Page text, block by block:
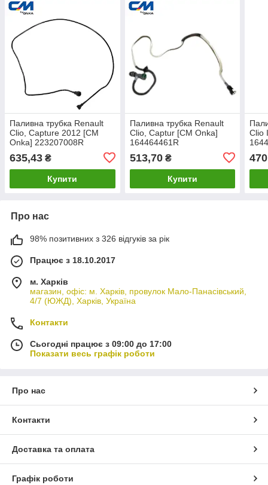
Паливна трубка Renault
Clio, Capture 2012 [CM
Onka] 223207008R
635,43 ₴
Купити
Паливна трубка Renault
Clio, Captur [CM Onka]
164464461R
513,70₴
Купити
Clio
Про нас
98% позитивних з 326 відгуків за рік
Працює з 18.10.2017
м. Харків
магазин, офіс: м. Харків, провулок Мало-Панасівський,
4/7 (ЮЖД), Харків, Україна
Контакти
Сьогодні працює з 09:00 до 17:00
Показати весь графік роботи
Про нас
Контакти
Доставка та оплата
Графік роботи